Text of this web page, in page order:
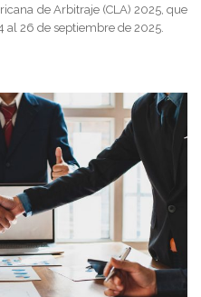
de Arbitraje (CLA) 2025, que
al 26 de septiembre de 2025.